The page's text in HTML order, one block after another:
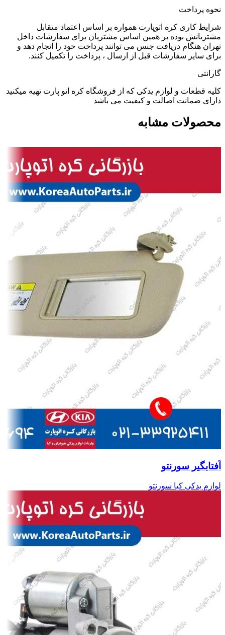
نحوه پرداخت
شرایط کاری کره اتوپارت همواره بر اساس اعتماد متقابل
مشتریانش بوده بر همین اساس مشتریان برای سفارشات داخل
تهران هنگام دریافت جنس می توانند پرداخت خود را انجام دهد و
برای سایر سفارشات قبل از ارسال ، پرداخت را تکمیل کنند.
گارانتی
کلیه قطعات و لوازم یدکی که از فروشگاه کره اتو پارت تهیه میکنید
دارای ضمانت اصالت و کیفیت می باشد
محصولات مشابه
آفتابگیر سورنتو
لوازم یدکی کیا سورنتو